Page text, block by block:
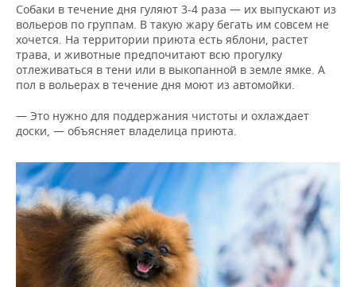
Собаки в течение дня гуляют 3-4 раза — их выпускают из
вольеров по группам. В такую жару бегать им совсем не
хочется. На территории приюта есть яблони, растет
трава, и животные предпочитают всю прогулку
отлеживаться в тени или в выкопанной в земле ямке. А
пол в вольерах в течение дня моют из автомойки.
— Это нужно для поддержания чистоты и охлаждает
доски, — объясняет владелица приюта.